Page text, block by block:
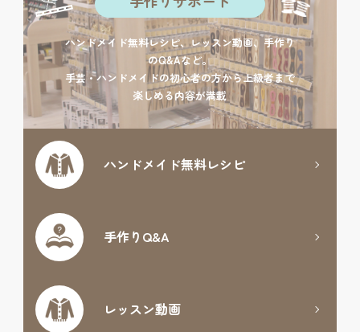
ハンドメイド無料レシピ、レッスン動画、手作り
のQ&Aなど。
手芸・ハンドメイドの初心者の方から上級者まで
楽しめる内容が満載
ハンドメイド無料レシピ
手作りQ&A
レッスン動画